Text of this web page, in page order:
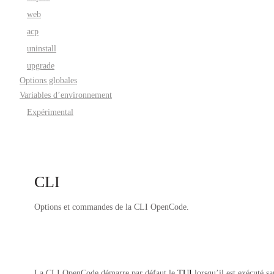
web
acp
uninstall
upgrade
Options globales
Variables d’environnement
Expérimental
CLI
Options et commandes de la CLI OpenCode.